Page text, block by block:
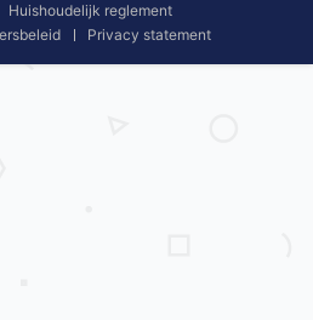
Huishoudelijk reglement
Privacy statement